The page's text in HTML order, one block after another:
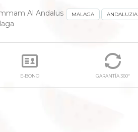
next
Al Andalus
MALAGA ANDALUZIA
E-BONO GARANTÍA 360º